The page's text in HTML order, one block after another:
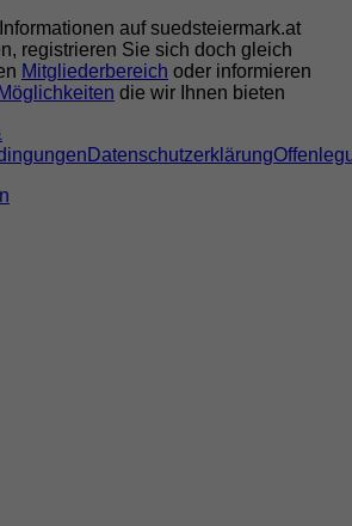
auf suedsteiermark.at
registrieren Sie sich doch gleich
Mitgliederbereich oder informieren
Möglichkeiten die wir Ihnen bieten
Datenschutzerklärung